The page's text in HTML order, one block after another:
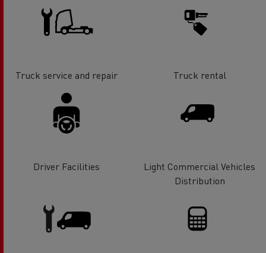
Truck service and repair Truck rental
Driver Facilities
Light Commercial Vehicles
Distribution